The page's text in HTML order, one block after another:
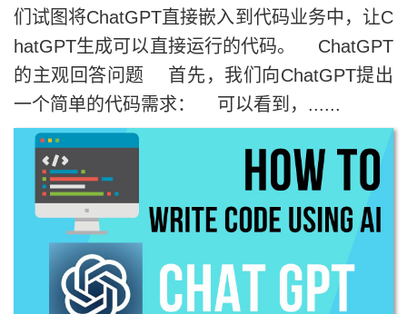
们试图将ChatGPT直接嵌入到代码业务中，让C
hatGPT生成可以直接运行的代码。 ChatGPT
的主观回答问题 首先，我们向ChatGPT提出
一个简单的代码需求： 可以看到，......